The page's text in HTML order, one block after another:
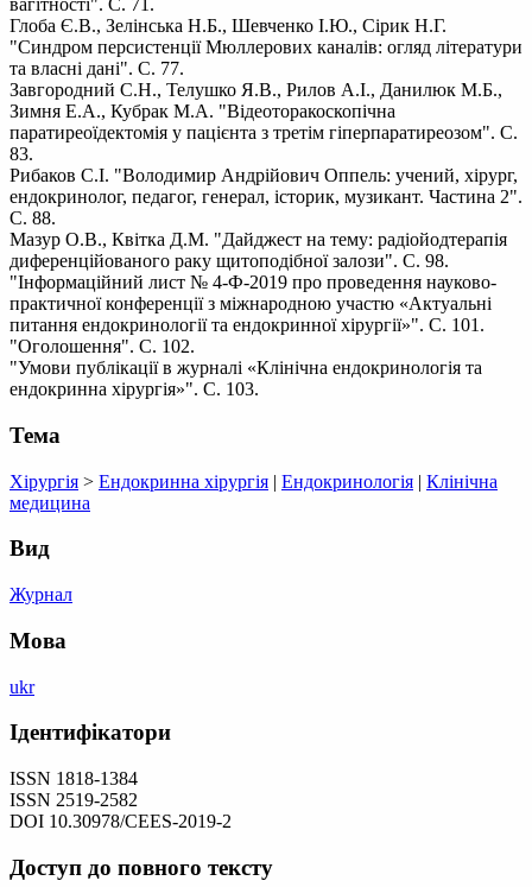
вагітності". С. 71.
Глоба Є.В., Зелінська Н.Б., Шевченко І.Ю., Сірик Н.Г.
"Синдром персистенції Мюллерових каналів: огляд літератури
та власні дані". С. 77.
Завгородний С.Н., Телушко Я.В., Рилов А.І., Данилюк М.Б.,
Зимня Е.А., Кубрак М.А. "Відеоторакоскопічна
паратиреоїдектомія у пацієнта з третім гіперпаратиреозом". С.
83.
Рибаков С.І. "Володимир Андрійович Оппель: учений, хірург,
ендокринолог, педагог, генерал, історик, музикант. Частина 2".
С. 88.
Мазур О.В., Квітка Д.М. "Дайджест на тему: радіойодтерапія
диференційованого раку щитоподібної залози". С. 98.
"Інформаційний лист № 4-Ф-2019 про проведення науково-
практичної конференції з міжнародною участю «Актуальні
питання ендокринології та ендокринної хірургії»". С. 101.
"Оголошення". С. 102.
"Умови публікації в журналі «Клінічна ендокринологія та
ендокринна хірургія»". С. 103.
Тема
Хірургія > Ендокринна хірургія | Ендокринологія | Клінічна
медицина
Вид
Журнал
Мова
ukr
Ідентифікатори
ISSN 1818-1384
ISSN 2519-2582
DOI 10.30978/CEES-2019-2
Доступ до повного тексту